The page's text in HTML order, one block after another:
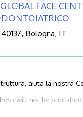
FACE
Bologna, IT
aiuta la nostra
will not be